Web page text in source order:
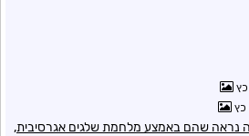
כץ
נראה שהם באמצע מלחמת שלגים אגרסיבית,